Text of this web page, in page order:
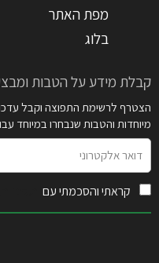
מפת האתר
בלוג
קבלת מידע על הטבות
הצטרף לרשימת התפוצה וקבל
מיוחדות והטבות שנבחרו במיוחד
אלקטרוני
קראתי והסכמתי עם